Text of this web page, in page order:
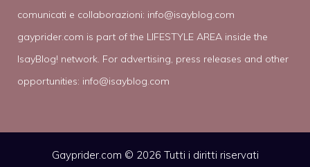
comunicati e collaborazioni: info@isayblog.com
gayprider.com is part of the LIFESTYLE AREA inside the
IsayBlog! network. For advertising, press releases and other
opportunities: info@isayblog.com
Gayprider.com © 2026 Tutti i diritti riservati